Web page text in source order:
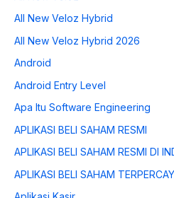
All New Veloz Hybrid
All New Veloz Hybrid 2026
Android
Android Entry Level
Apa Itu Software Engineering
APLIKASI BELI SAHAM RESMI
APLIKASI BELI SAHAM RESMI DI
APLIKASI BELI SAHAM